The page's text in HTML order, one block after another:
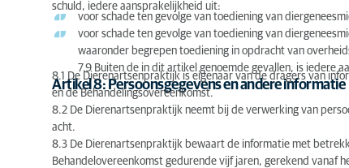
schuld, iedere aansprakelijkheid uit:
voor schade ten gevolge van toediening van
voor schade ten gevolge van toediening van
waaronder begrepen toediening in opdracht van
7.9 Buiten de in dit artikel genoemde gevallen, is iedere
Artikel 8: Persoonsgegevens en andere informatie
8.1 De Dierenartsenpraktijk is eigenaar van de dragers van
en de Behandelingsovereenkomst.
8.2 De Dierenartsenpraktijk neemt bij de verwerking van
acht.
8.3 De Dierenartsenpraktijk bewaart de informatie met
Behandelovereenkomst gedurende vijf jaren, gerekend vanaf